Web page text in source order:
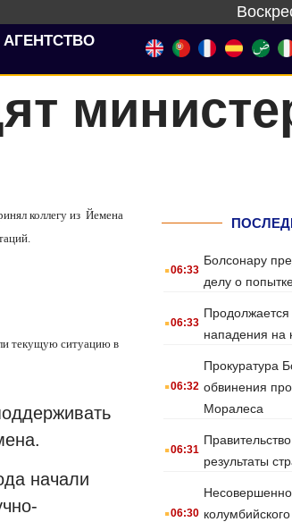
коллегу из Йемена
текущую ситуацию в
начали
.06:33
Болсонару
делу о
.06:33
нападения на
.06:32
Прокуратура
обвинения
Моралеса
.06:31
результаты
.06:30